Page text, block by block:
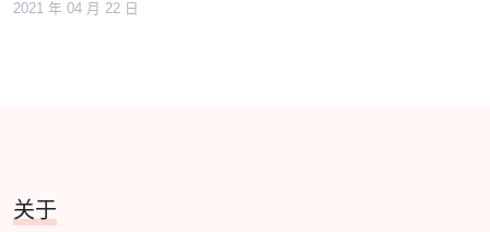
2021 年 04 月 22 日
关于